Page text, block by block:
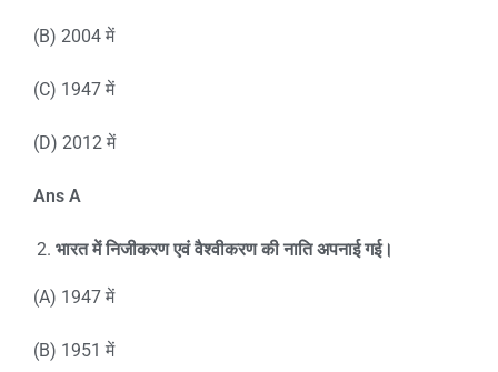
(B) 2004 में
(C) 1947 में
(D) 2012 में
Ans A
भारत में निजीकरण एवं वैश्वीकरण की नाति अपनाई गई।
(A) 1947 में
(B) 1951 में